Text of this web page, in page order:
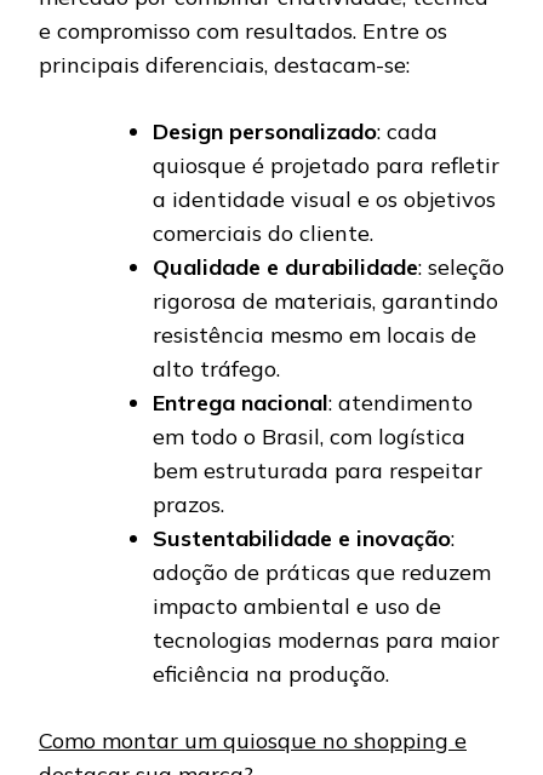
e compromisso com resultados. Entre os
principais diferenciais, destacam-se:
Design personalizado: cada
quiosque é projetado para refletir
a identidade visual e os objetivos
comerciais do cliente.
Qualidade e durabilidade: seleção
rigorosa de materiais, garantindo
resistência mesmo em locais de
alto tráfego.
Entrega nacional: atendimento
em todo o Brasil, com logística
bem estruturada para respeitar
prazos.
Sustentabilidade e inovação:
adoção de práticas que reduzem
impacto ambiental e uso de
tecnologias modernas para maior
eficiência na produção.
Como montar um quiosque no shopping e